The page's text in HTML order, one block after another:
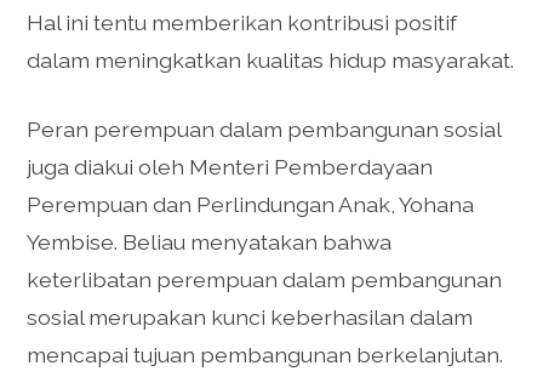
Hal ini tentu memberikan kontribusi positif
dalam meningkatkan kualitas hidup masyarakat.
Peran perempuan dalam pembangunan sosial
juga diakui oleh Menteri Pemberdayaan
Perempuan dan Perlindungan Anak, Yohana
Yembise. Beliau menyatakan bahwa
keterlibatan perempuan dalam pembangunan
sosial merupakan kunci keberhasilan dalam
mencapai tujuan pembangunan berkelanjutan.